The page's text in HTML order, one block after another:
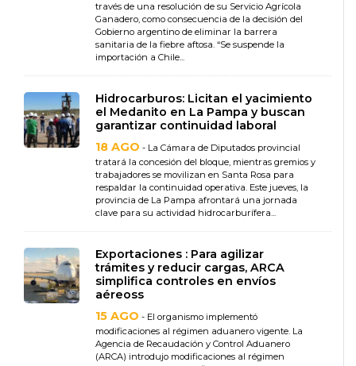
través de una resolución de su Servicio Agrícola
Ganadero, como consecuencia de la decisión del
Gobierno argentino de eliminar la barrera
sanitaria de la fiebre aftosa. “Se suspende la
importación a Chile...
Hidrocarburos: Licitan el yacimiento
el Medanito en La Pampa y buscan
garantizar continuidad laboral
18 AGO - La Cámara de Diputados provincial
tratará la concesión del bloque, mientras gremios y
trabajadores se movilizan en Santa Rosa para
respaldar la continuidad operativa. Este jueves, la
provincia de La Pampa afrontará una jornada
clave para su actividad hidrocarburífera...
Exportaciones : Para agilizar
trámites y reducir cargas, ARCA
simplifica controles en envíos
aéreoss
15 AGO - El organismo implementó
modificaciones al régimen aduanero vigente. La
Agencia de Recaudación y Control Aduanero
(ARCA) introdujo modificaciones al régimen